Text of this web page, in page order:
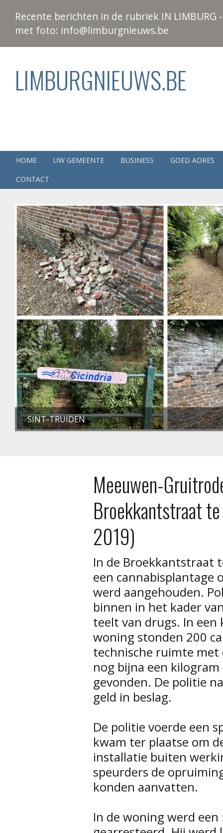
Recente berichten in de rubriek IN
met foto: info@limburgnieuws.be
LIMBURGNIEUWS.BE
HOME UW GEMEENTE BUSINESS
GOED ADRES
CONTACT
SINT-TRUIDEN
Meeuwen-
Broekkantstraat
2019)
In de Broekkantstraat
een cannabisplantage
werd aangehouden.
binnen in het kader
teelt van drugs. In
woning stonden 200
technische ruimte
nog bijna een
gevonden. De politie
geld in beslag.
De politie voerde een
kwam ter plaatse om
installatie buiten
speurders de
konden aanvatten.
In de woning werd